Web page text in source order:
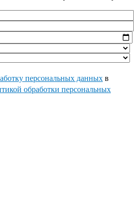
персональных данных в
обработки персональных